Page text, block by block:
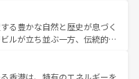
の多彩な魅力を心ゆくまで味
しい。 なお、新着の韓国情報はコンテンツ一
く。ハノイの古い町並みやホ
代の建物も、独特の雰囲気を
エティの豊かさとおいしさで
ベトナムコーヒーなどは、ぜ
域を訪れてもあたたかい人々
る豊かな自然と歴史が息づく
ルが立ち並ぶ一方、伝統的な
ではチェンマイなどの山岳地
はプーケットやクラビの美し
香港は、特有のエネルギーを